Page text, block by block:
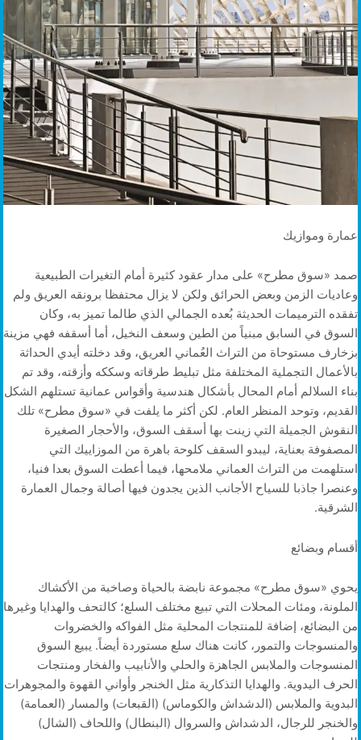
عمارة وموازيك
صمد «سوق مطرح» على مدار عقود كثيرة أمام التغيرات الطبيعية
وعاديات الزمن وبعض الحرائق ولكن لا يزال محتفظا برونقه العريق ولم
تفقده الترميمات الحديثة بُعده الجمالي الذي طالما تميز به، وكان
السوق في السابق مبنياً من الطين وسعف النخيل، أما أسقفه فهي مزينة
بزخارف مستوحاة من التراث العُماني العريق، وقد دخلته أيدي الحداثة
بالأعمال التجملية المختلفة مثل تبليط طرقاته وسككه وأزقته، وقد تم
بناء السلالم أمام المحال بأشكال هندسية وأقواس عمانية تستلهم الشكل
القديم، وتوحد المنظر العام. لكن أكثر ما يلفت في «سوق مطرح» تلك
النقوش الجميلة التي زينت بها أسقف السوق، والأحجار الصغيرة
المصفوفة بعناية، ليبدو السقف كلوحة باهرة من الموزاييك التي
استلهمت من التراث العماني ملامحها، فيما أعطت السوق بعدا فنيا،
وعنصرا جاذبا للسياح الأجانب الذين يجدون فيها أصالة وجمال العمارة
الشرقية.
أقسام وبضائع
يحوي «سوق مطرح» مجموعة نابضة بالحياة وصاخبة من الأكشاك
الملونة، ومئات المحلات التي تبيع مختلف السلع؛ كالتحف والهدايا وغيرها
من البضائع، إضافة للمنتجات المحلية مثل الفواكه والخضروات
والمنسوجات والتمور، كانت هناك سلع مستوردة أيضاً. يبيع السوق
المنسوجات والملابس الجاهزة والحلي والأنابيب والفخار ومنتجات
الحرف اليدوية. والهدايا التذكارية مثل الخنجر وأواني القهوة والمجوهرات
البدوية والملابس (الدشداش والكوماس) (القبعات) والمسار (العمامة)
والخنجر للرجال، الدشداش والسروال (البنطال) واللحاف (الشال)